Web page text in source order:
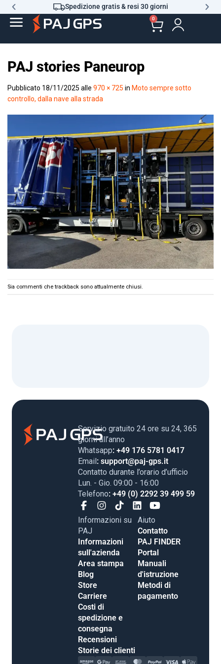
Spedizione gratis & resi 30 giorni
0
PAJ stories Paneurop
Pubblicato 18/11/2025 alle 970 × 725 in Moto sempre sotto
controllo, dalla nave alla strada
Sia commenti che trackback sono attualmente chiusi.
Servizio gratuito 24 ore su 24, 365
giorni all’anno
Whatsapp: +49 176 5781 0417
Email : support@paj-gps.it
Contatto durante l’orario d’ufficio
Lun. - Gio. 09:00 - 16:00
Telefono: +49 (0) 2292 39 499 59
Informazioni su
PAJ
Informazioni
sull'azienda
Area stampa
Blog
Store
Carriere
Costi di
spedizione e
consegna
Recensioni
Storie dei clienti
Aiuto
Contatto
PAJ FINDER
Portal
Manuali
d'istruzione
Metodi di
pagamento